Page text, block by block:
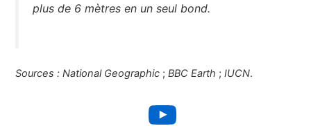
plus de 6 mètres en un seul bond.
Sources : National Geographic ;BBC Earth ;IUCN.
YouTube